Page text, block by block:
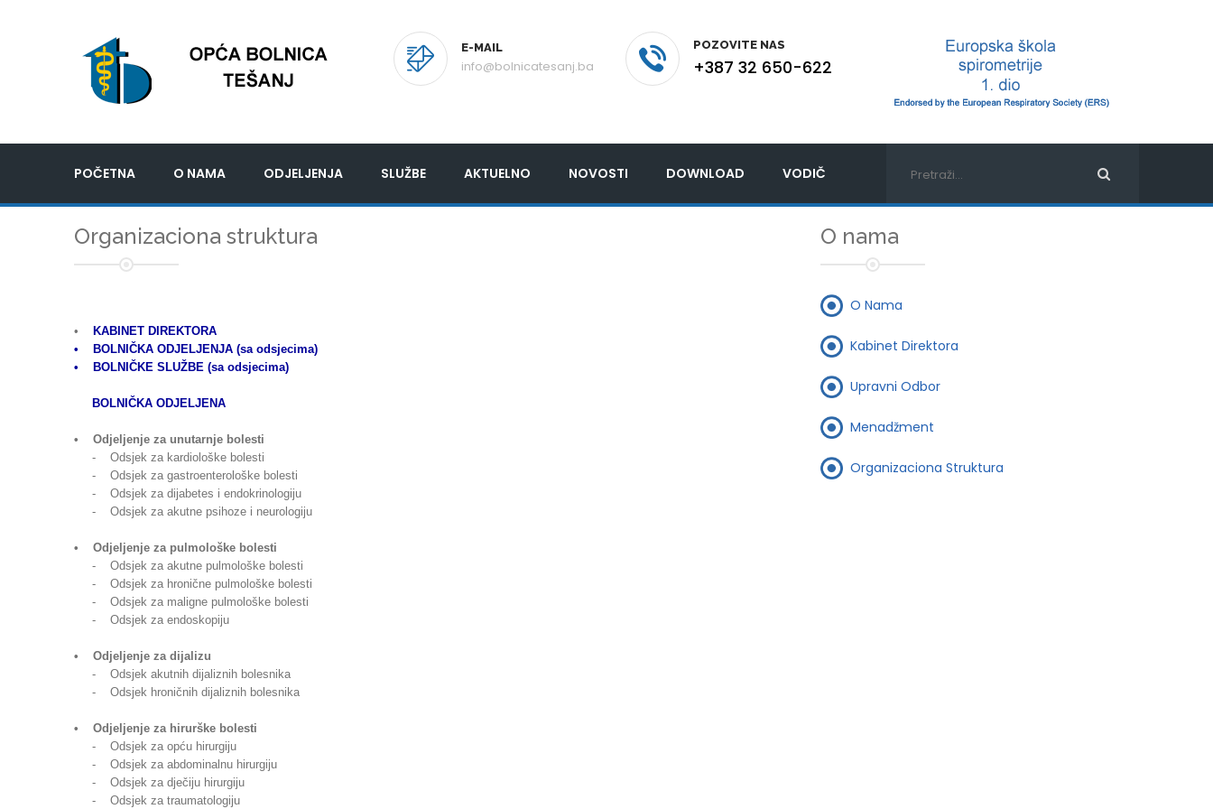
E-MAIL
info@bolnicatesanj.ba
POZOVITE NAS
+387 32 650-622
POČETNA O NAMA ODJELJENJA SLUŽBE AKTUELNO NOVOSTI DOWNLOAD VODIČ
Organizaciona struktura
•
KABINET DIREKTORA
• BOLNIČKA ODJELJENJA (sa odsjecima)
• BOLNIČKE SLUŽBE (sa odsjecima)
BOLNIČKA ODJELJENA
• Odjeljenje za unutarnje bolesti
- Odsjek za kardiološke bolesti
- Odsjek za gastroenterološke bolesti
- Odsjek za dijabetes i endokrinologiju
- Odsjek za akutne psihoze i neurologiju
• Odjeljenje za pulmološke bolesti
- Odsjek za akutne pulmološke bolesti
- Odsjek za hronične pulmološke bolesti
- Odsjek za maligne pulmološke bolesti
- Odsjek za endoskopiju
• Odjeljenje za dijalizu
- Odsjek akutnih dijaliznih bolesnika
- Odsjek hroničnih dijaliznih bolesnika
• Odjeljenje za hirurške bolesti
- Odsjek za opću hirurgiju
- Odsjek za abdominalnu hirurgiju
- Odsjek za dječiju hirurgiju
- Odsjek za traumatologiju
O nama
O Nama
Kabinet Direktora
Upravni Odbor
Menadžment
Organizaciona Struktura